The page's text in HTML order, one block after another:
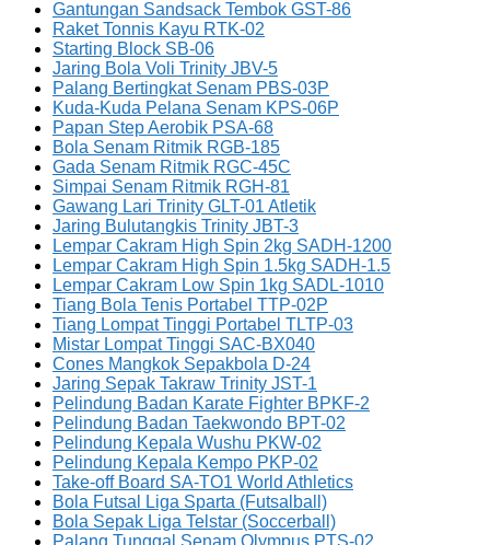
Gantungan Sandsack Tembok GST-86
Raket Tonnis Kayu RTK-02
Starting Block SB-06
Jaring Bola Voli Trinity JBV-5
Palang Bertingkat Senam PBS-03P
Kuda-Kuda Pelana Senam KPS-06P
Papan Step Aerobik PSA-68
Bola Senam Ritmik RGB-185
Gada Senam Ritmik RGC-45C
Simpai Senam Ritmik RGH-81
Gawang Lari Trinity GLT-01 Atletik
Jaring Bulutangkis Trinity JBT-3
Lempar Cakram High Spin 2kg SADH-1200
Lempar Cakram High Spin 1.5kg SADH-1.5
Lempar Cakram Low Spin 1kg SADL-1010
Tiang Bola Tenis Portabel TTP-02P
Tiang Lompat Tinggi Portabel TLTP-03
Mistar Lompat Tinggi SAC-BX040
Cones Mangkok Sepakbola D-24
Jaring Sepak Takraw Trinity JST-1
Pelindung Badan Karate Fighter BPKF-2
Pelindung Badan Taekwondo BPT-02
Pelindung Kepala Wushu PKW-02
Pelindung Kepala Kempo PKP-02
Take-off Board SA-TO1 World Athletics
Bola Futsal Liga Sparta (Futsalball)
Bola Sepak Liga Telstar (Soccerball)
Palang Tunggal Senam Olympus PTS-02